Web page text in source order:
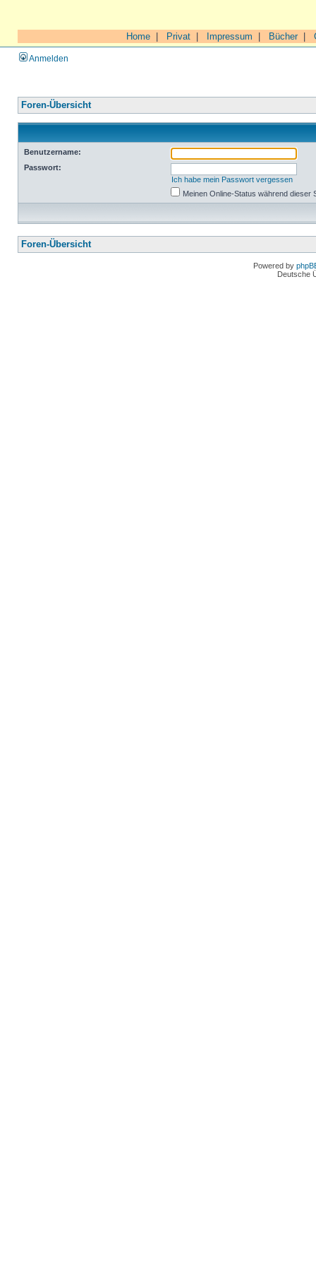
Home Privat Impressum Bücher|
Anmelden
Foren-Übersicht
Benutzername:
Passwort:
Ich habe mein Passwort vergessen
Meinen Online-Status während dieser
Foren-Übersicht
Powered by
Deutsche